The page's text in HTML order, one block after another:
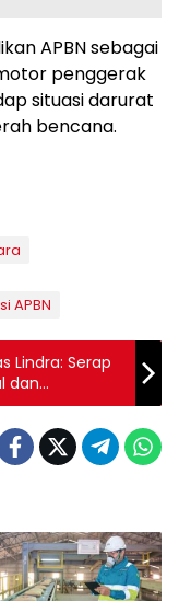
APBN sebagai
penggerak
situasi darurat
bencana.
APBN
Lindra: Serap
dan